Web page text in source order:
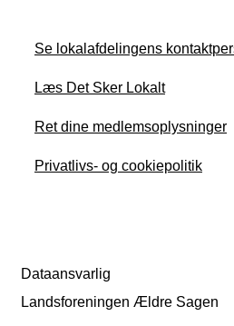
Se lokalafdelingens
Læs Det Sker Lokalt
Ret dine medlemsoplysninger
Privatlivs- og cookiepolitik
Dataansvarlig
Landsforeningen Ældre Sagen